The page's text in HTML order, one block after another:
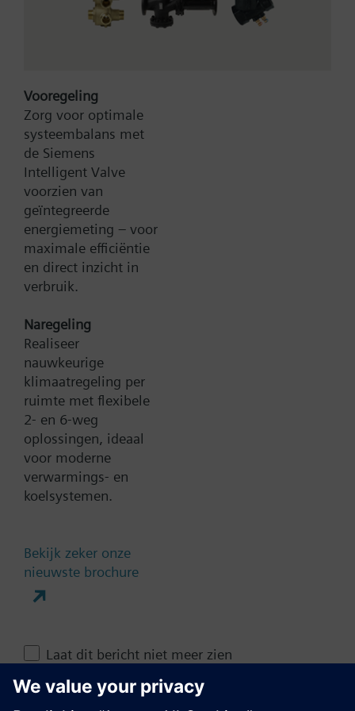
Type:
Artikel-Nr.:
Garantie:
Productgroep:
Toevoegen aan winkelwagen
Toevoegen aan project
Documenten
Technische samenvatting
Vooregeling
Zorg voor optimale
systeembalans met
de Siemens
Intelligent Valve
voorzien van
geïntegreerde
energiemeting – voor
maximale efficiëntie
en direct inzicht in
verbruik.
Naregeling
Realiseer
nauwkeurige
klimaatregeling per
ruimte met flexibele
2- en 6-weg
oplossingen, ideaal
voor moderne
verwarmings- en
koelsystemen.
Bekijk zeker onze
nieuwste brochure
Laat dit bericht niet meer zien
Contact
Verander regio
NL (nl)